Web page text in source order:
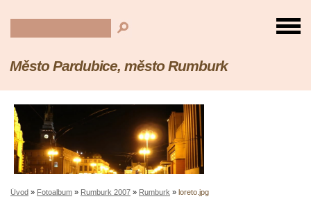
Město Pardubice, město Rumburk
Úvod » Fotoalbum » Rumburk 2007 » Rumburk » loreto.jpg